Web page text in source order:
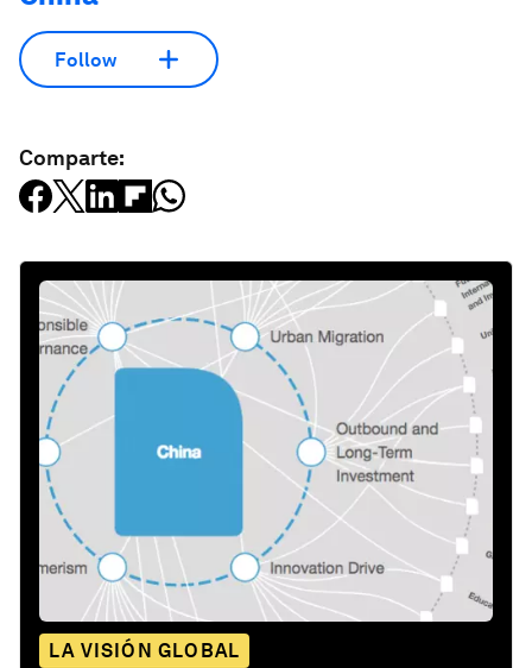
Follow
Comparte:
LA VISIÓN GLOBAL